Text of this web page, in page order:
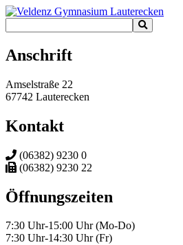
Anschrift
Amselstraße 22
67742 Lauterecken
Kontakt
(06382) 9230 0
(06382) 9230 22
Öffnungszeiten
7:30 Uhr-15:00 Uhr (Mo-Do)
7:30 Uhr-14:30 Uhr (Fr)